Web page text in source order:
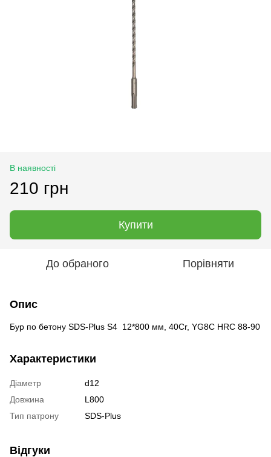
В наявності
210 грн
Купити
До обраного Порівняти
Опис
Бур по бетону SDS-Plus S4 12*800 мм, 40Cr, YG8C HRC 88-90
Характеристики
Діаметр
d12
Довжина
L800
Тип патрону
SDS-Plus
Відгуки